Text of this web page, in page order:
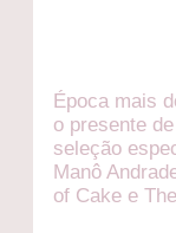
Época mais
o presente
seleção
Manô
of Cake e